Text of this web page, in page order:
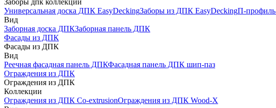
Заборы дпк коллекции
Универсальная доска ДПК EasyDeckingЗаборы из ДПК EasyDeckingП-профиль
Вид
Заборная доска ДПКЗаборная панель ДПК
Фасады из ДПК
Фасады из ДПК
Вид
Реечная фасадная панель ДПКФасадная панель ДПК шип-паз
Ограждения из ДПК
Ограждения из ДПК
Коллекции
Ограждения из ДПК Co-extrusionОграждения из ДПК Wood-X